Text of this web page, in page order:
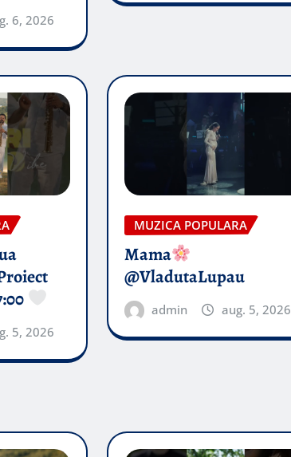
6, 2026
5, 2026
MUZICA POPULARA
Mama
@VladutaLupau
admin aug. 5, 2026